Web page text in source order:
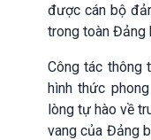
được cán bộ
trong toàn Đảng
Công tác thông
hình thức
lòng tự hào về
vang của Đảng